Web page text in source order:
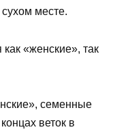
месте.
«женские», так
семенные
веток в